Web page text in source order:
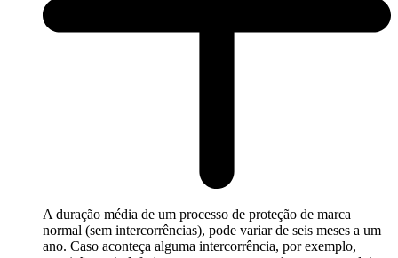
A duração média de um processo de proteção de marca
normal (sem intercorrências), pode variar de seis meses a um
ano. Caso aconteça alguma intercorrência, por exemplo,